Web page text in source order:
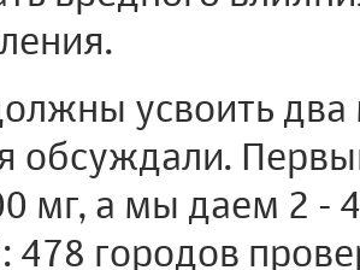
усвоить
обсуждали.
мг, а мы даем 2 -
478 городов